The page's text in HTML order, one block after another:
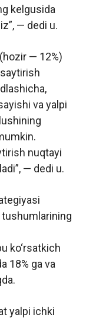
kelgusida
— dedi u.
— 12%)
va yalpi
nuqtayi
— dedi u.
tushumlarining
ko‘rsatkich
18% ga va
yalpi ichki